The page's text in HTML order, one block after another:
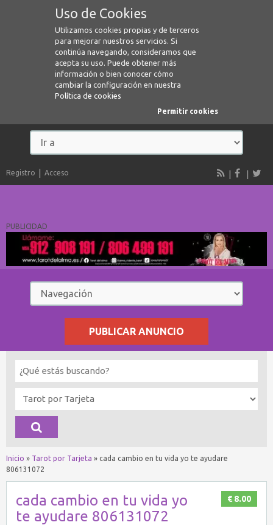
Uso de Cookies
Utilizamos cookies propias y de terceros
para mejorar nuestros servicios. Si
continúa navegando, consideramos que
acepta su uso. Puede obtener más
información o bien conocer cómo
cambiar la configuración en nuestra
Política de cookies
Permitir cookies
Registro Acceso
PUBLICIDAD
PUBLICAR ANUNCIO
Inicio » Tarot por Tarjeta » cada cambio en tu vida yo te ayudare
806131072
€ 8.00
cada cambio en tu vida yo
te ayudare 806131072